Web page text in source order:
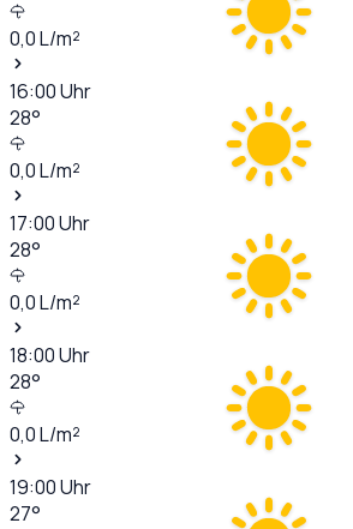
0,0L/m²
16:00Uhr
28°
0,0L/m²
17:00Uhr
28°
0,0L/m²
18:00Uhr
28°
0,0L/m²
19:00Uhr
27°